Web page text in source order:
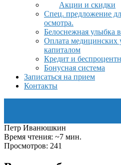
Акции и скидки
Спец. предложение
осмотра.
Белоснежная улыбка
Оплата медицинских
капиталом
Кредит и
Бонусная система
Записаться на прием
Контакты
Петр Иванюшкин
Время чтения: ~7 мин.
Просмотров: 241